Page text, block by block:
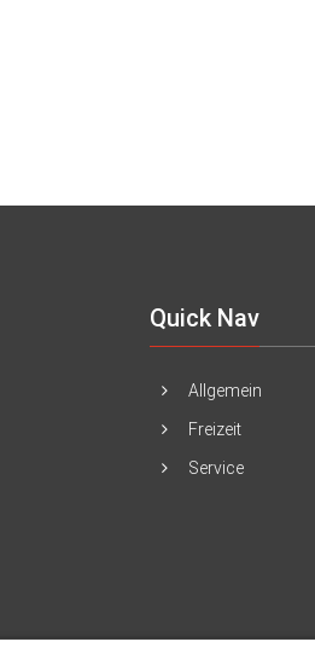
Quick Nav
Allgemein
Freizeit
Service